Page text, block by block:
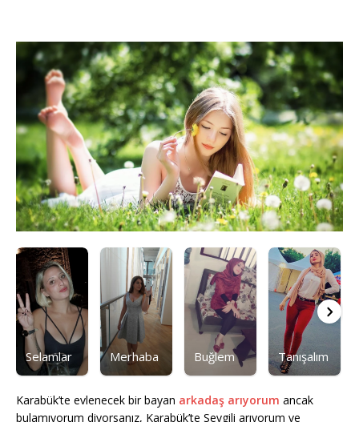
Selamlar Merhaba Buğlem Tanışalım
Karabük’te evlenecek bir bayan arkadaş arıyorum ancak
bulamıyorum diyorsanız, Karabük’te Sevgili arıyorum ve